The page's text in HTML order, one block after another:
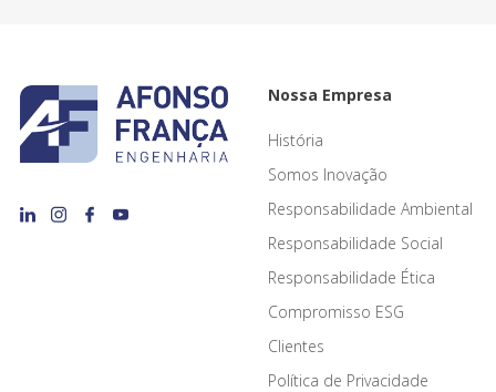
Nossa Empresa
História
Somos Inovação
Responsabilidade Ambiental
Responsabilidade Social
Responsabilidade Ética
Compromisso ESG
Clientes
Política de Privacidade